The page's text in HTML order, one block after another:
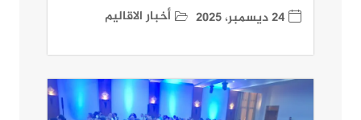
24 ديسمبر، 2025 أخبار الاقاليم